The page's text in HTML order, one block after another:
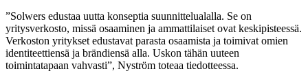
”Solwers edustaa uutta konseptia suunnittelualalla. Se on
yritysverkosto, missä osaaminen ja ammattilaiset ovat keskipisteessä.
Verkoston yritykset edustavat parasta osaamista ja toimivat omien
identiteettiensä ja brändiensä alla. Uskon tähän uuteen
toimintatapaan vahvasti”, Nyström toteaa tiedotteessa.